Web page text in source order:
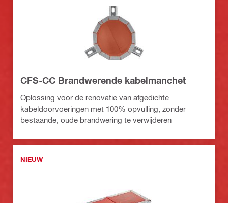
CFS-CC Brandwerende kabelmanchet
Oplossing voor de renovatie van afgedichte
kabeldoorvoeringen met 100% opvulling, zonder
bestaande, oude brandwering te verwijderen
NIEUW